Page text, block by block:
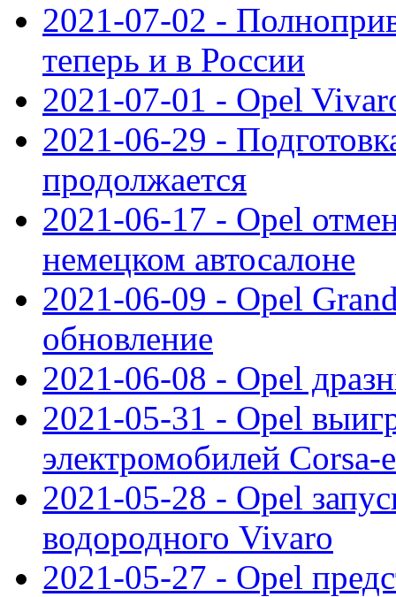
2021-07-02 -
теперь и в России
2021-07-01 - Opel
2021-06-29 -
продолжается
2021-06-17 - Opel
немецком автосалоне
2021-06-09 - Opel
обновление
2021-06-08 - Opel
2021-05-31 - Opel
электромобилей Corsa-e
2021-05-28 - Opel
водородного Vivaro
2021-05-27 - Opel